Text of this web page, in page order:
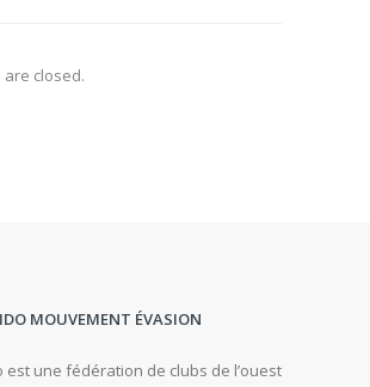
are closed.
MOUVEMENT ÉVASION
est une fédération de clubs de l’ouest